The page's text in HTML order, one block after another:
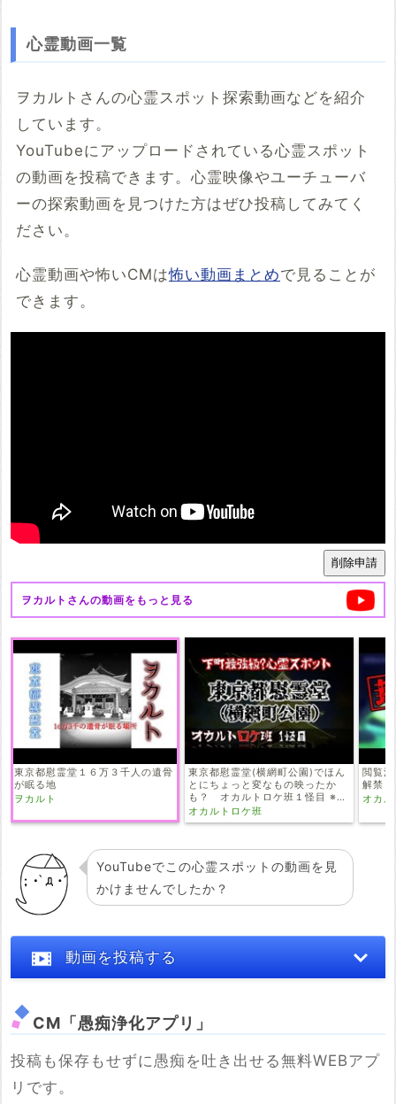
心霊動画一覧
ヲカルトさんの心霊スポット探索動画などを紹介
しています。
YouTubeにアップロードされている心霊スポット
の動画を投稿できます。心霊映像やユーチューバ
ーの探索動画を見つけた方はぜひ投稿してみてく
ださい。
心霊動画や怖いCMは怖い動画まとめで見ることが
できます。
ヲカルト さんの動画をもっと見る
東京都慰霊堂１６万３千人の遺骨
が眠る地
ヲカルト
東京都慰霊堂(横網町公園)でほん
とにちょっと変なもの映ったか
も？ オカルトロケ班１怪目 ※実
験的に冒頭26:10まで字幕付き #
心霊スポット ? #慰霊の地
オカルトロケ班
閲覧
解禁
オカ
YouTubeでこの心霊スポットの動画を見
かけませんでしたか？
動画を投稿する
※YouTubeのURL
CM「愚痴浄化アプリ」
投稿も保存もせずに愚痴を吐き出せる無料WEBアプ
リです。